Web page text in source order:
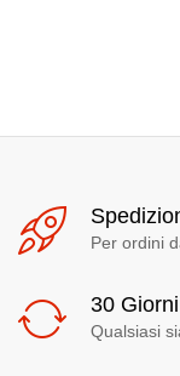
Per ordini
30
Qualsiasi